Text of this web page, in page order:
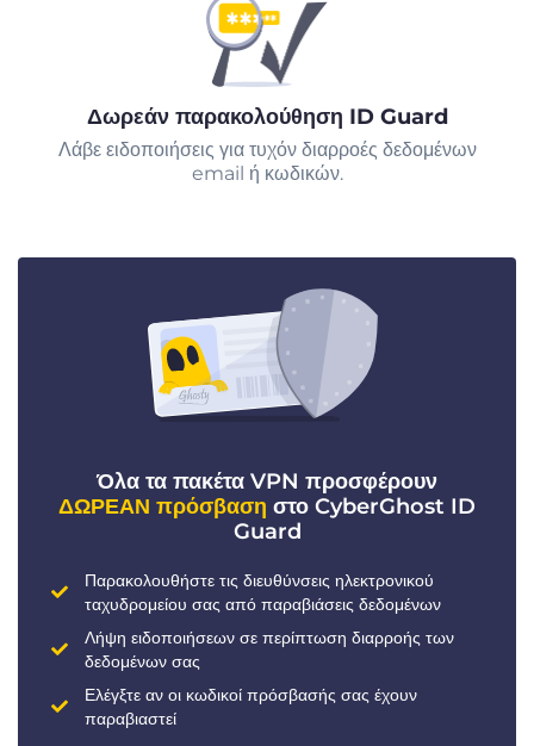
Δωρεάν παρακολούθηση ID Guard
Λάβε ειδοποιήσεις για τυχόν διαρροές δεδομένων
email ή κωδικών.
Όλα τα πακέτα VPN προσφέρουν
ΔΩΡΕΑΝ πρόσβαση στο CyberGhost ID
Guard
Παρακολουθήστε τις διευθύνσεις ηλεκτρονικού
ταχυδρομείου σας από παραβιάσεις δεδομένων
Λήψη ειδοποιήσεων σε περίπτωση διαρροής των
δεδομένων σας
Ελέγξτε αν οι κωδικοί πρόσβασής σας έχουν
παραβιαστεί